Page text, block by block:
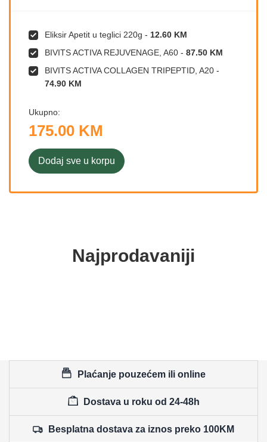
Eliksir Apetit u teglici 220g - 12.60 KM
BIVITS ACTIVA REJUVENAGE, A60 - 87.50 KM
BIVITS ACTIVA COLLAGEN TRIPEPTID, A20 -
74.90 KM
Ukupno:
175.00 KM
Dodaj sve u korpu
Najprodavaniji
Plaćanje pouzećem ili online
Dostava u roku od 24-48h
Besplatna dostava za iznos preko 100KM